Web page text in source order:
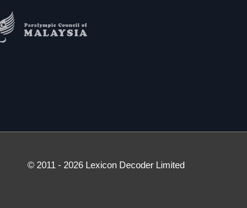
© 2011 - 2026 Lexicon Decoder Limited